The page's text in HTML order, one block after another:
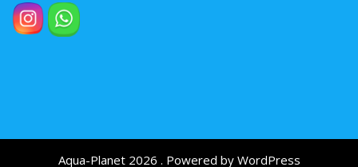
Aqua-Planet 2026 . Powered by WordPress